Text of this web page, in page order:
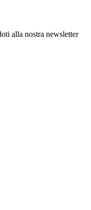
alla nostra newsletter